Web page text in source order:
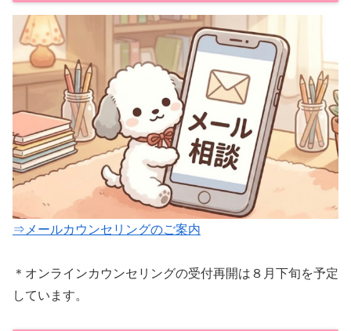
⇒メールカウンセリングのご案内
＊オンラインカウンセリングの受付再開は８月下旬を予定
しています。